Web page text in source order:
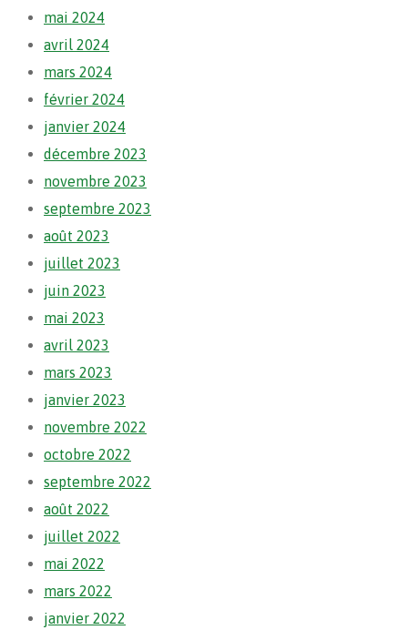
mai 2024
avril 2024
mars 2024
février 2024
janvier 2024
décembre 2023
novembre 2023
septembre 2023
août 2023
juillet 2023
juin 2023
mai 2023
avril 2023
mars 2023
janvier 2023
novembre 2022
octobre 2022
septembre 2022
août 2022
juillet 2022
mai 2022
mars 2022
janvier 2022